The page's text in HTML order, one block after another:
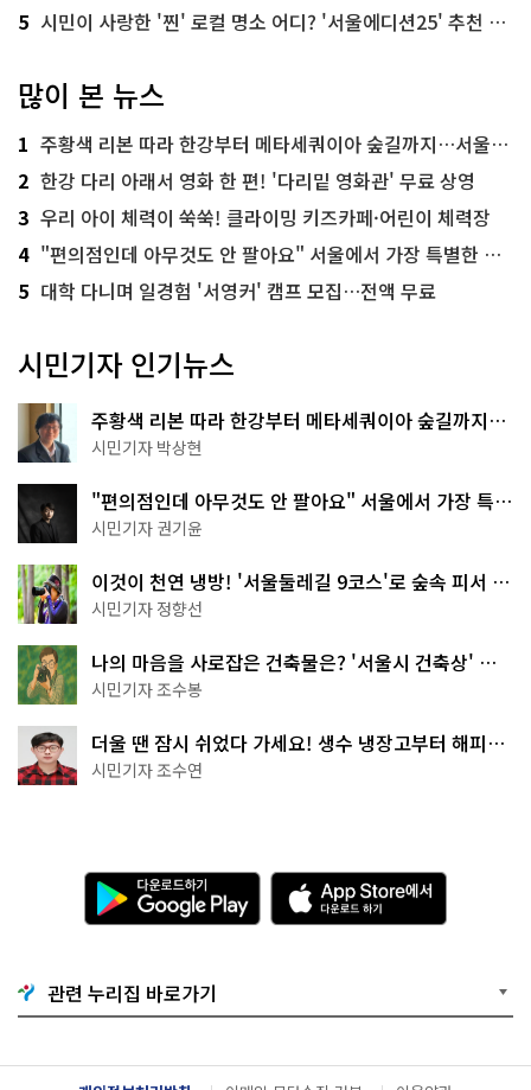
5 시민이 사랑한 '찐' 로컬 명소 어디? '서울에디션25' 추천 코스
많이 본 뉴스
1 주황색 리본 따라 한강부터 메타세쿼이아 숲길까지…서울둘레길 15코스
2 한강 다리 아래서 영화 한 편! '다리밑 영화관' 무료 상영
3 우리 아이 체력이 쑥쑥! 클라이밍 키즈카페·어린이 체력장
4 "편의점인데 아무것도 안 팔아요" 서울에서 가장 특별한 편의점의 정체
5 대학 다니며 일경험 '서영커' 캠프 모집…전액 무료
시민기자 인기뉴스
주황색 리본 따라 한강부터 메타세쿼이아 숲길까지…
서울둘레길 15코스
시민기자 박상현
"편의점인데 아무것도 안 팔아요" 서울에서 가장 특별
한 편의점의 정체
시민기자 권기윤
이것이 천연 냉방! '서울둘레길 9코스'로 숲속 피서 떠
나볼까
시민기자 정향선
나의 마음을 사로잡은 건축물은? '서울시 건축상' 수
상작 공개!
시민기자 조수봉
더울 땐 잠시 쉬었다 가세요! 생수 냉장고부터 해피소
·무더위쉼터까지
시민기자 조수연
다
운
로
기
G
o
g
l
A
p
p
e
서
다
관련 누리집 바로가기